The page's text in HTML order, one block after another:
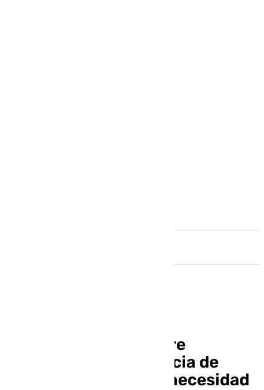
La XXIV Jornada sobre
Prevención de Violencia de
Género aboga por la necesidad